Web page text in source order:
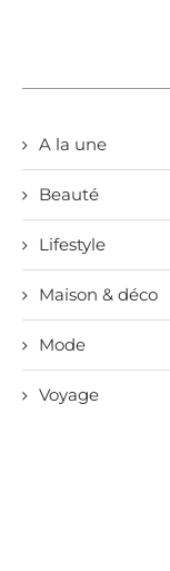
A la une
Beauté
Lifestyle
Maison & déco
Mode
Voyage